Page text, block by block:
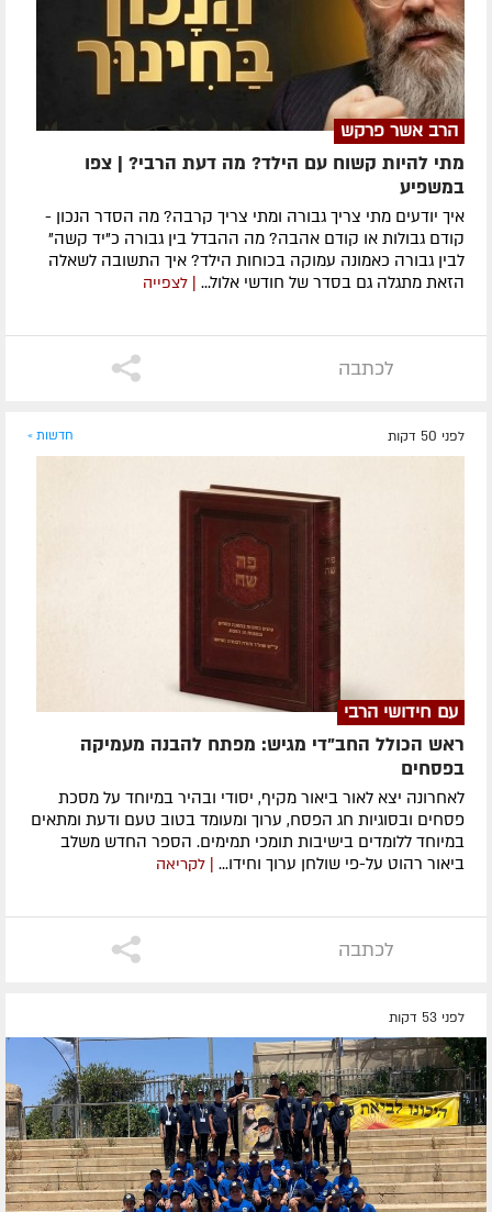
הרב אשר פרקש
מתי להיות קשוח עם הילד? מה דעת הרבי? | צפו
במשפיע
איך יודעים מתי צריך גבורה ומתי צריך קרבה? מה הסדר הנכון -
קודם גבולות או קודם אהבה? מה ההבדל בין גבורה כ"יד קשה"
לבין גבורה כאמונה עמוקה בכוחות הילד? איך התשובה לשאלה
הזאת מתגלה גם בסדר של חודשי אלול... | לצפייה
לכתבה
לפני 50 דקות חדשות »
עם חידושי הרבי
ראש הכולל החב"די מגיש: מפתח להבנה מעמיקה
בפסחים
לאחרונה ​יצא לאור ביאור מקיף, יסודי ובהיר במיוחד על מסכת
פסחים ובסוגיות חג הפסח, ערוך ומעומד בטוב טעם ודעת ומתאים
במיוחד ללומדים בישיבות תומכי תמימים. ​הספר החדש משלב
ביאור רהוט על-פי שולחן ערוך וחידו... | לקריאה
לכתבה
לפני 53 דקות